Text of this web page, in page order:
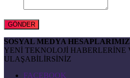
SOSYAL MEDYA
YENİ TEKNOLOJİ
ULAŞABİLİRSİNİZ
FACEBOOK